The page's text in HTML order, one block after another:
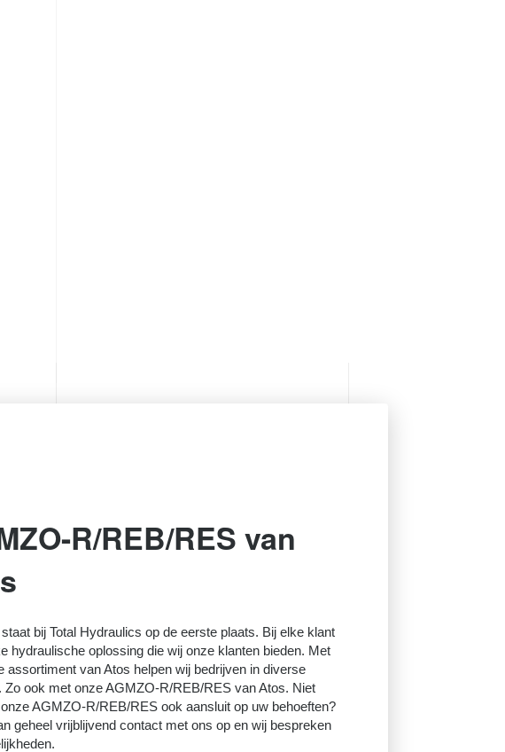
R/REB/RES van
bij Total Hydraulics op de eerste plaats. Bij elke klant
hydraulische oplossing die wij onze klanten bieden. Met
assortiment van Atos helpen wij bedrijven in diverse
Zo ook met onze AGMZO-R/REB/RES van Atos. Niet
AGMZO-R/REB/RES ook aansluit op uw behoeften?
geheel vrijblijvend contact met ons op en wij bespreken